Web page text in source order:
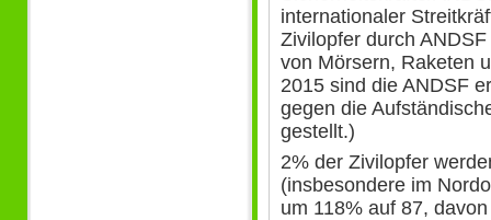
internationaler
Zivilopfer durch
von Mörsern, Raketen
2015 sind die ANDSF
gegen die
gestellt.)
2% der Zivilopfer
(insbesondere im
um 118% auf 87,